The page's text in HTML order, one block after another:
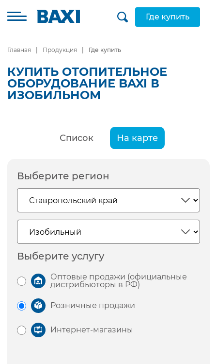
Где купить
Главная Продукция Где купить
КУПИТЬ ОТОПИТЕЛЬНОЕ
ОБОРУДОВАНИЕ BAXI В
ИЗОБИЛЬНОМ
Список На карте
Выберите регион
Выберите услугу
Оптовые продажи (официальные
дистрибьюторы в РФ)
Розничные продажи
Интернет-магазины